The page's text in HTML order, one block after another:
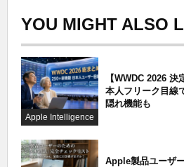
YOU MIGHT ALSO
Apple Intelligence
【WWDC 2026
本人フリーク目線
隠れ機能も
Apple製品ユーザ